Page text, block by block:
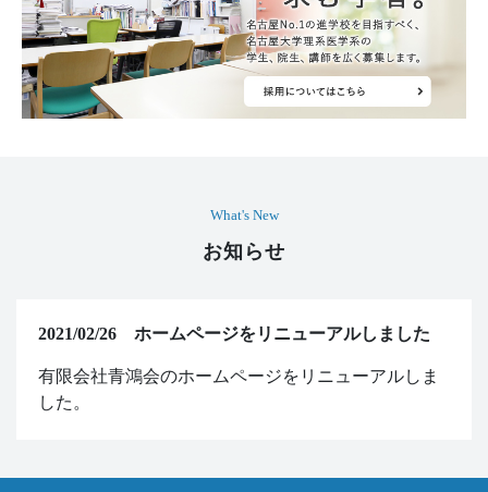
What's New
お知らせ
2021/02/26 ホームページをリニューアルしました
有限会社青鴻会のホームページをリニューアルしま
した。